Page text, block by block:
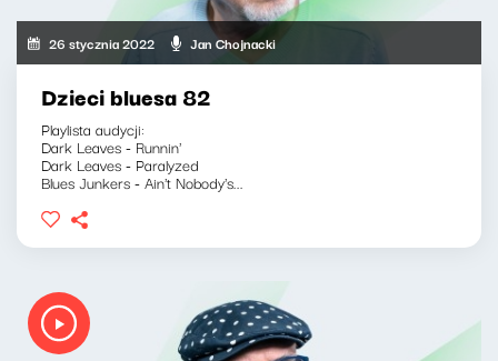
26 stycznia 2022 Jan Chojnacki
Dzieci bluesa 82
Playlista audycji:
Dark Leaves - Runnin'
Dark Leaves - Paralyzed
Blues Junkers - Ain't Nobody's...